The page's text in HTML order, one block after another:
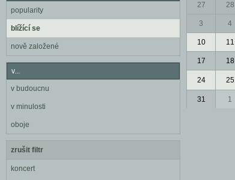
popularity
blížící se
nově založené
v...
v budoucnu
v minulosti
oboje
zrušit filtr
koncert
27 28
3 4
10 11
17 18
24 25
31 1